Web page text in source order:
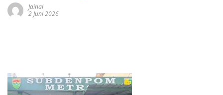
Jainal
2 Juni 2026